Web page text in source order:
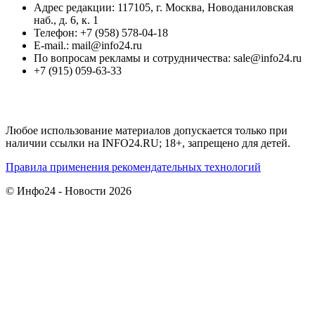
Адрес редакции: 117105, г. Москва, Новоданиловская
наб., д. 6, к. 1
Телефон: +7 (958) 578-04-18
E-mail.: mail@info24.ru
По вопросам рекламы и сотрудничества: sale@info24.ru
+7 (915) 059-63-33
Любое использование материалов допускается только при
наличии ссылки на INFO24.RU; 18+, запрещено для детей.
Правила применения рекомендательных технологий
© Инфо24 - Новости 2026